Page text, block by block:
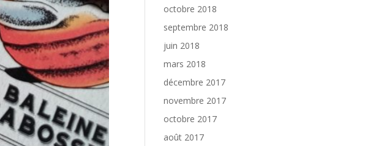
octobre 2018
septembre 2018
juin 2018
mars 2018
décembre 2017
novembre 2017
octobre 2017
août 2017